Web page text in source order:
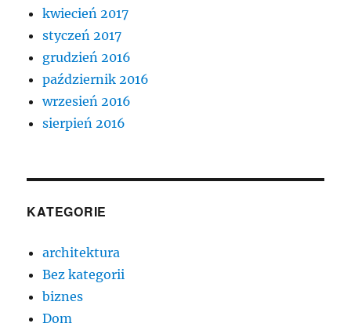
kwiecień 2017
styczeń 2017
grudzień 2016
październik 2016
wrzesień 2016
sierpień 2016
KATEGORIE
architektura
Bez kategorii
biznes
Dom